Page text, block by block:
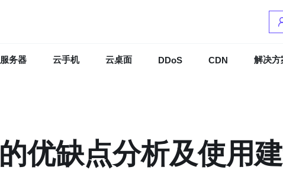
务器 云手机 云桌面 DDoS CDN 解决方
优缺点分析及使用